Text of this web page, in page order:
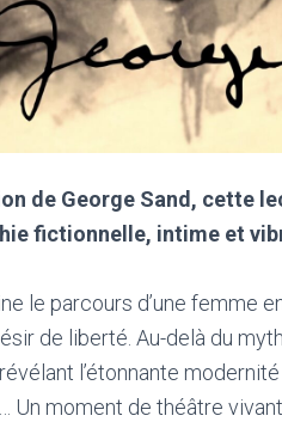
de George Sand, cette
fictionnelle, intime et
le parcours d’une femme
de liberté. Au-delà du
l’étonnante
Un moment de théâtre